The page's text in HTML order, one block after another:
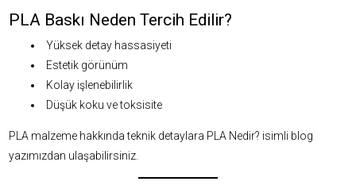
PLA Baskı Neden Tercih Edilir?
Yüksek detay hassasiyeti
Estetik görünüm
Kolay işlenebilirlik
Düşük koku ve toksisite
PLA malzeme hakkında teknik detaylara PLA Nedir? isimli blog
yazımızdan ulaşabilirsiniz.